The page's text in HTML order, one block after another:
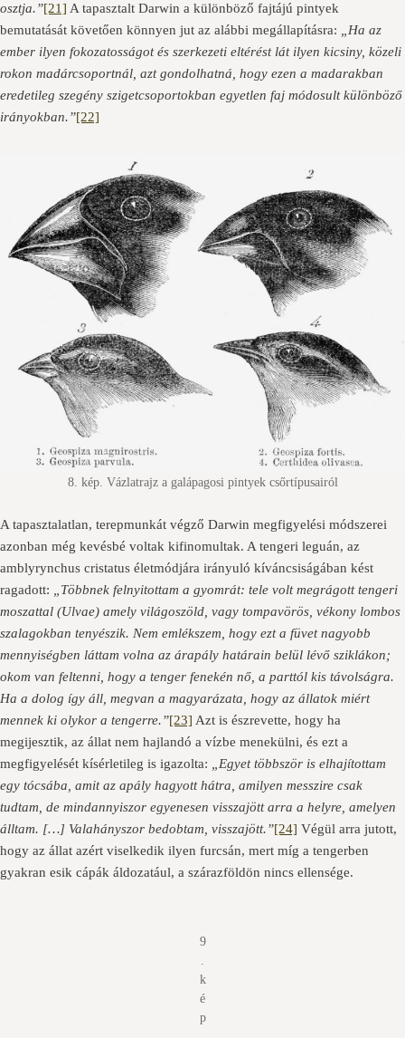
osztja.”[21] A tapasztalt Darwin a különböző fajtájú pintyek
bemutatását követően könnyen jut az alábbi megállapításra:
„Ha az
ember ilyen fokozatosságot és szerkezeti eltérést lát ilyen kicsiny, közeli
rokon madárcsoportnál, azt gondolhatná, hogy ezen a madarakban
eredetileg szegény szigetcsoportokban egyetlen faj módosult különböző
irányokban.”[22]
8. kép. Vázlatrajz a galápagosi pintyek csőrtípusairól
A tapasztalatlan, terepmunkát végző Darwin megfigyelési módszerei
azonban még kevésbé voltak kifinomultak. A tengeri leguán, az
amblyrynchus cristatus életmódjára irányuló kíváncsiságában kést
ragadott:
„Többnek felnyitottam a gyomrát: tele volt megrágott tengeri
moszattal (Ulvae) amely világoszöld, vagy tompavörös, vékony lombos
szalagokban tenyészik. Nem emlékszem, hogy ezt a füvet nagyobb
mennyiségben láttam volna az árapály határain belül lévő sziklákon;
okom van feltenni, hogy a tenger fenekén nő, a parttól kis távolságra.
Ha a dolog így áll, megvan a magyarázata, hogy az állatok miért
mennek ki olykor a tengerre.”[23] Azt is észrevette, hogy ha
megijesztik, az állat nem hajlandó a vízbe menekülni, és ezt a
megfigyelését kísérletileg is igazolta:
„Egyet többször is elhajítottam
egy tócsába, amit az apály hagyott hátra, amilyen messzire csak
tudtam, de mindannyiszor egyenesen visszajött arra a helyre, amelyen
álltam. […] Valahányszor bedobtam, visszajött.”[24] Végül arra jutott,
hogy az állat azért viselkedik ilyen furcsán, mert míg a tengerben
gyakran esik cápák áldozatául, a szárazföldön nincs ellensége.
9
.
k
é
p